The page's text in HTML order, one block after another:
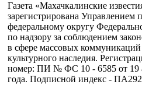
Газета «Махачкалинские
зарегистрирована
федеральному округу
по надзору за соблюдением
в сфере массовых
культурного наследия.
номер: ПИ № ФС 10 - 6585 от 19
года. Подписной индекс - ПА292